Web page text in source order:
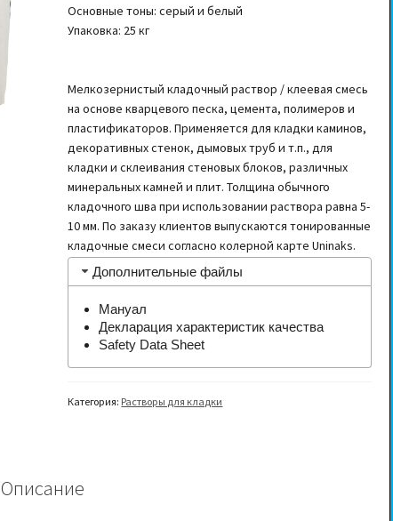
Основные тоны: серый и белый
Упаковка: 25 кг
Мелкозернистый кладочный раствор / клеевая смесь
на основе кварцевого песка, цемента, полимеров и
пластификаторов. Применяется для кладки каминов,
декоративных стенок, дымовых труб и т.п., для
кладки и склеивания стеновых блоков, различных
минеральных камней и плит. Толщина обычного
кладочного шва при использовании раствора равна 5-
10 мм. По заказу клиентов выпускаются тонированные
кладочные смеси согласно колерной карте Uninaks.
Дополнительные файлы
Мануал
Декларация характеристик качества
Safety Data Sheet
Категория: Растворы для кладки
Описание